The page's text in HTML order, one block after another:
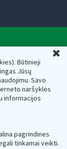
Būtinieji
Jūsų
Savo
naršyklės
informacijos
pagrindines
tinkamai veikti.
el.paštas:
Juridinių